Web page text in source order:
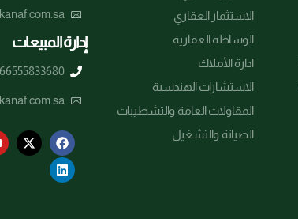
الاستثمار العقاري
الوساطة العقارية
ادارة الأملاك
الاستشارات الهندسية
المقاولات العامة والتشطيبات
الصيانة والتشغيل
إدارة المبيعات